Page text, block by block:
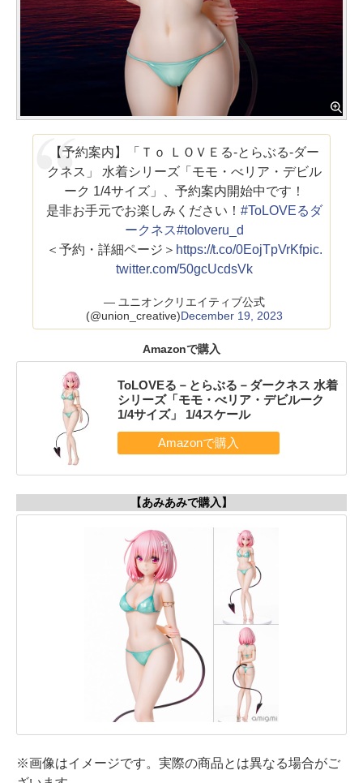
【予約案内】「Ｔｏ ＬＯＶＥる-とらぶる-ダー
クネス」 水着シリーズ「モモ・べリア・デビル
ーク 1/4サイズ」、予約案内開始中です！
是非お手元でお楽しみください！ #ToLOVEるダ
ークネス#toloveru_d
＜予約・詳細ページ＞ https://t.co/0EojTpVrKfpic.
twitter.com/50gcUcdsVk
— ユニオンクリエイティブ公式
(@union_creative)December 19, 2023
Amazonで購入
ToLOVEる－とらぶる－ダークネス 水着
シリーズ「モモ・べリア・デビルーク
1/4サイズ」 1/4スケール
【あみあみで購入】
※画像はイメージです。実際の商品とは異なる場合がご